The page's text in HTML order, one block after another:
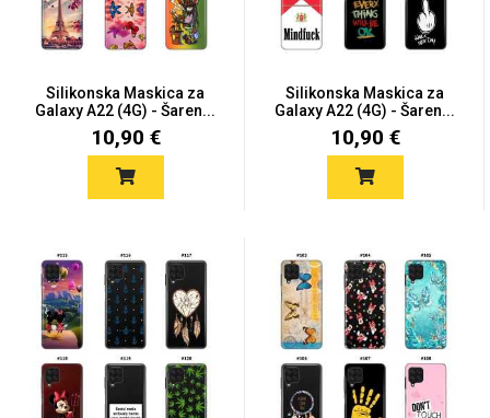
Silikonska Maskica za
Galaxy A22 (4G) - Šaren...
10,90 €
Silikonska Maskica za
Galaxy A22 (4G) - Šaren...
10,90 €
Gaming motivi Crtani filmovi
Sportski motivi Obiteljski motivi